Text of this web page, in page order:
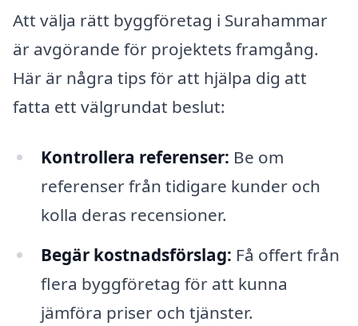
Att välja rätt byggföretag i Surahammar
är avgörande för projektets framgång.
Här är några tips för att hjälpa dig att
fatta ett välgrundat beslut:
Kontrollera referenser: Be om
referenser från tidigare kunder och
kolla deras recensioner.
Begär kostnadsförslag: Få offert från
flera byggföretag för att kunna
jämföra priser och tjänster.